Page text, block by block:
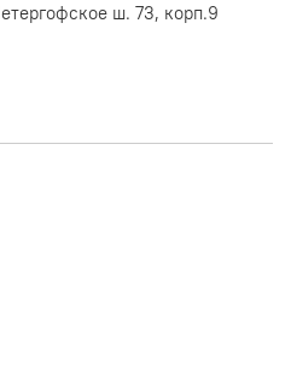
ш. 73, корп.9